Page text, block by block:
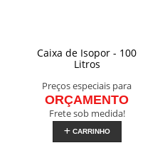
Caixa de Isopor - 100
Litros
Preços especiais para
ORÇAMENTO
Frete sob medida!
CARRINHO